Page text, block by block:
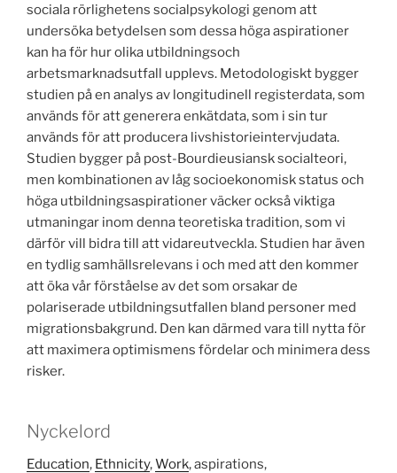
sociala rörlighetens socialpsykologi genom att
undersöka betydelsen som dessa höga aspirationer
kan ha för hur olika utbildningsoch
arbetsmarknadsutfall upplevs. Metodologiskt bygger
studien på en analys av longitudinell registerdata, som
används för att generera enkätdata, som i sin tur
används för att producera livshistorieintervjudata.
Studien bygger på post-Bourdieusiansk socialteori,
men kombinationen av låg socioekonomisk status och
höga utbildningsaspirationer väcker också viktiga
utmaningar inom denna teoretiska tradition, som vi
därför vill bidra till att vidareutveckla. Studien har även
en tydlig samhällsrelevans i och med att den kommer
att öka vår förståelse av det som orsakar de
polariserade utbildningsutfallen bland personer med
migrationsbakgrund. Den kan därmed vara till nytta för
att maximera optimismens fördelar och minimera dess
risker.
Nyckelord
Education, Ethnicity,Work, aspirations,